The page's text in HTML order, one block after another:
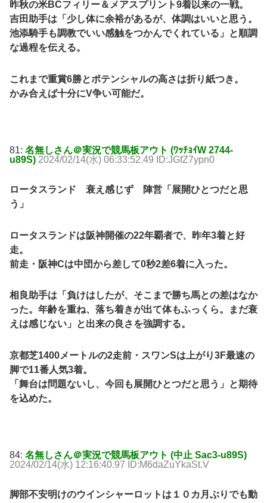
昨秋の米BCフィリー＆メアスプリント9着以来の一戦。
吉田助手は「少し体に余裕があるが、体調はいいと思う。
池添騎手も調教でいい感触をつかんでくれている」と順調
な過程を伝える。
これまで重賞6勝とポテンシャルの高さは折り紙つき。
かみ合えば十分にV争い可能だ。
81: 名無しさん＠実況で競馬板アウト (ﾜｯﾁｮｲW 2744-
u89S) 2024/02/14(水) 06:33:52.49 ID:JGfZ7ypn0
ロータスランド 衰え感じず 陣営「展開ひとつだと思
う」
ロータスランドは阪神開催の22年覇者で、昨年3着と好
走。
前走・阪神Cは中団から差して0秒2差6着に入った。
相良助手は「負けはしたが、そこまで勝ち馬との差はなか
った。年齢を重ね、落ち着きが出て体もふっくら。まだ衰
えは感じない」と出来の良さを強調する。
京都芝1400メートルの2走前・スワンSは上がり3F最速の
脚で11番人気3着。
「舞台は問題ないし、今回も展開ひとつだと思う」と期待
を込めた。
84: 名無しさん＠実況で競馬板アウト (中止 Sac3-u89S)
2024/02/14(水) 12:16:40.97 ID:M6daZuYkaSt.V
脚部不安明けのウインシャーロットは１０カ月ぶりでも動